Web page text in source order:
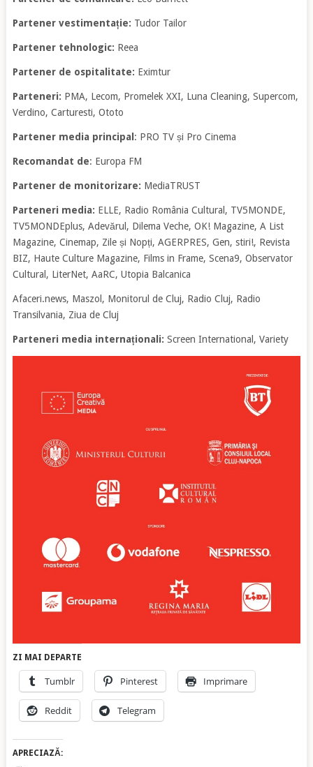
Partener vestimentație: Tudor Tailor
Partener tehnologic: Reea
Partener de ospitalitate: Eximtur
Parteneri: PMA, Lecom, Promelek XXI, Luna Cleaning, Supercom,
Verdino, Carturesti, Ototo
Partener media principal : PRO TV și Pro Cinema
Recomandat de: Europa FM
Partener de monitorizare: MediaTRUST
Parteneri media: ELLE, Radio România Cultural, TV5MONDE,
TV5MONDEplus, Adevărul, Dilema Veche, OK! Magazine, A List
Magazine, Cinemap, Zile și Nopți, AGERPRES, Gen, stiri!, Revista
BIZ, Haute Culture Magazine, Films in Frame, Scena9, Observator
Cultural, LiterNet, AaRC, Utopia Balcanica
Afaceri.news, Maszol, Monitorul de Cluj, Radio Cluj, Radio
Transilvania, Ziua de Cluj
Parteneri media internaționali: Screen International, Variety
ZI MAI DEPARTE
Tumblr Pinterest Imprimare
Reddit Telegram
APRECIAZĂ: